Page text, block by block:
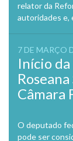
relator da
autoridades e,
7 DE MARÇO
Início
Câmara
O deputado
pode ser